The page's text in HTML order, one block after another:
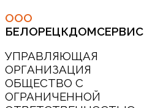
ООО
БЕЛОРЕЦКДОМСЕРВИС
УПРАВЛЯЮЩАЯ
ОРГАНИЗАЦИЯ
ОБЩЕСТВО С
ОГРАНИЧЕННОЙ